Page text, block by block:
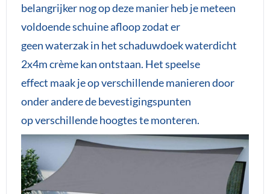
belangrijker nog op deze manier heb je meteen
voldoende schuine afloop zodat er
geen waterzak in het schaduwdoek waterdicht
2x4m crème kan ontstaan. Het speelse
effect maak je op verschillende manieren door
onder andere de bevestigingspunten
op verschillende hoogtes te monteren.